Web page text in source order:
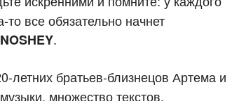
все обязательно начнет
.
летних братьев-близнецов Артема и
множество текстов,